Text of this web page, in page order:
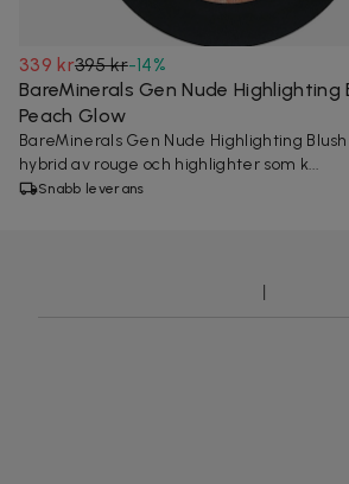
339 kr395 kr-14%
BareMinerals Gen Nude Highlighting
Peach Glow
BareMinerals Gen Nude Highlighting
hybrid av rouge och highlighter som k...
Snabb leverans